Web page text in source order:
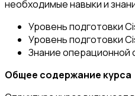
необходимые навыки и
Уровень подготовки
Уровень подготовки
Знание операционной
Общее содержание курса